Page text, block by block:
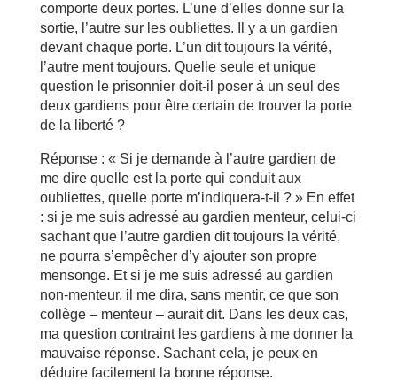
comporte deux portes. L’une d’elles donne sur la
sortie, l’autre sur les oubliettes. Il y a un gardien
devant chaque porte. L’un dit toujours la vérité,
l’autre ment toujours. Quelle seule et unique
question le prisonnier doit-il poser à un seul des
deux gardiens pour être certain de trouver la porte
de la liberté ?
Réponse : « Si je demande à l’autre gardien de
me dire quelle est la porte qui conduit aux
oubliettes, quelle porte m’indiquera-t-il ? » En effet
: si je me suis adressé au gardien menteur, celui-ci
sachant que l’autre gardien dit toujours la vérité,
ne pourra s’empêcher d’y ajouter son propre
mensonge. Et si je me suis adressé au gardien
non-menteur, il me dira, sans mentir, ce que son
collège – menteur – aurait dit. Dans les deux cas,
ma question contraint les gardiens à me donner la
mauvaise réponse. Sachant cela, je peux en
déduire facilement la bonne réponse.